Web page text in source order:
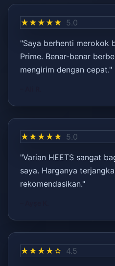
★★★★★ 5.0
"Saya berhenti merokok
Prime. Benar-benar
mengirim dengan cepat."
★★★★★ 5.0
"Varian HEETS sangat
saya. Harganya
rekomendasikan."
★★★★☆ 4.5